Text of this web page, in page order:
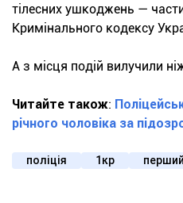
тілесних ушкоджень —
Кримінального кодексу
А з місця подій вилучили
Читайте також:
річного чоловіка за
поліція 1кр